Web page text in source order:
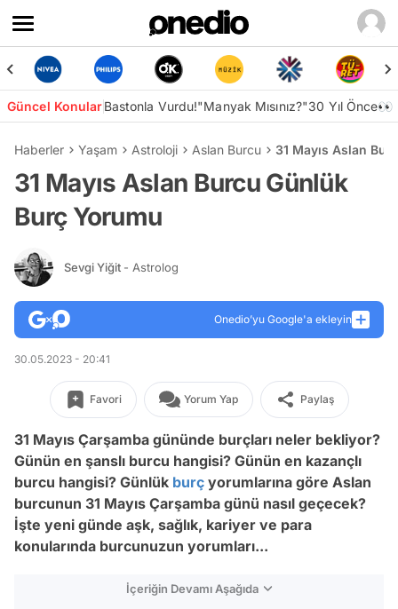
Güncel KonularBastonla Vurdu!"Manyak Mısınız?"30 Yıl Önce👀
Haberler Yaşam Astroloji Aslan Burcu 31 Mayıs Aslan
31 Mayıs Aslan Burcu Günlük
Burç Yorumu
Sevgi Yiğit - Astrolog
Onedio’yu Google'a ekleyin
30.05.2023 - 20:41
Favori Yorum Yap Paylaş
31 Mayıs Çarşamba gününde burçları neler bekliyor?
Günün en şanslı burcu hangisi? Günün en kazançlı
burcu hangisi? Günlük burç yorumlarına göre Aslan
burcunun 31 Mayıs Çarşamba günü nasıl geçecek?
İşte yeni günde aşk, sağlık, kariyer ve para
konularında burcunuzun yorumları...
İçeriğin Devamı Aşağıda